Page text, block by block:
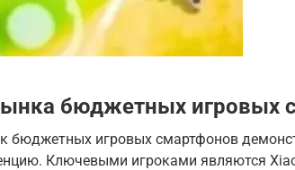
бюджетных игровых
бюджетных игровых смартфонов
Ключевыми игроками являются